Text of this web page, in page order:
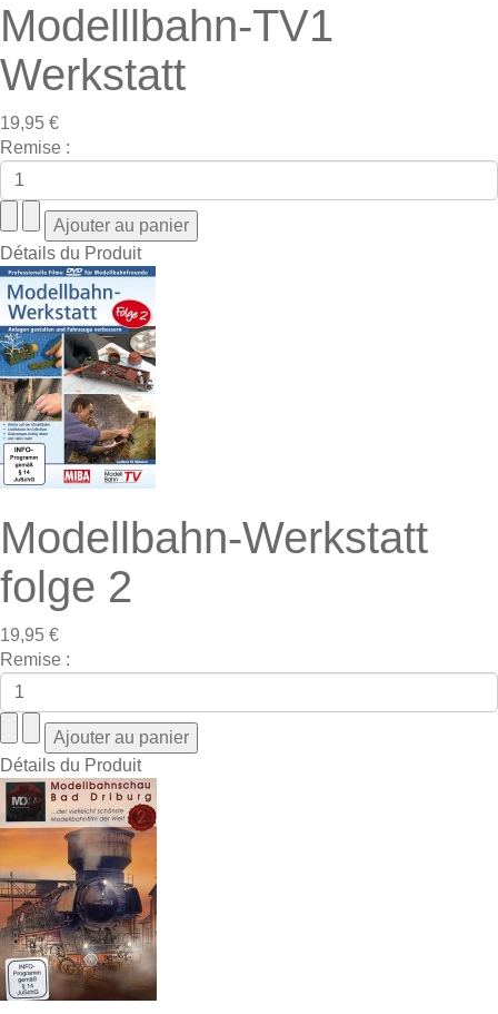
Modelllbahn-TV1
Werkstatt
19,95 €
Remise :
Détails du Produit
Modellbahn-Werkstatt
folge 2
19,95 €
Remise :
Détails du Produit